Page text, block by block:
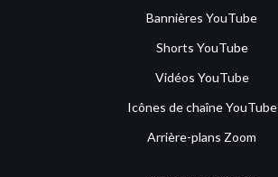
Bannières YouTube
Shorts YouTube
Vidéos YouTube
Icônes de chaîne YouTube
Arrière-plans Zoom